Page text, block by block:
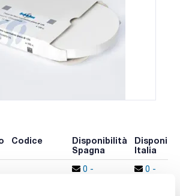
Codice
Disponibilità
Spagna
Italia
0 -
0 -